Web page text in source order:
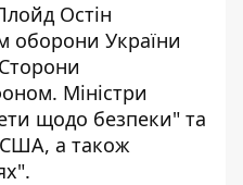
Остін
оборони України
Міністри
щодо безпеки" та
США, а також